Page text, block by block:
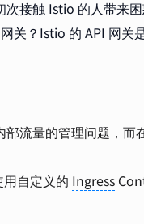
次接触 Istio 的人带来
关？Istio 的 API 网关
流量的管理问题，而
自定义的 Ingress